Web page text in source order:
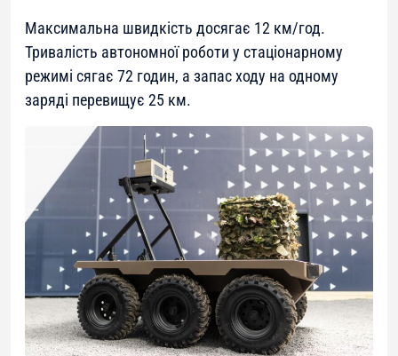
Максимальна швидкість досягає 12 км/год.
Тривалість автономної роботи у стаціонарному
режимі сягає 72 годин, а запас ходу на одному
заряді перевищує 25 км.